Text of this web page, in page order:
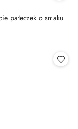
pałeczek o smaku